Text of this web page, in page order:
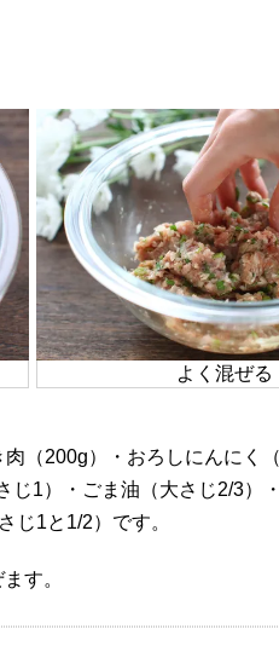
よく混ぜる
（200g）・おろしにんにく
じ1）・ごま油（大さじ2/3）
じ1と1/2）です。
す。